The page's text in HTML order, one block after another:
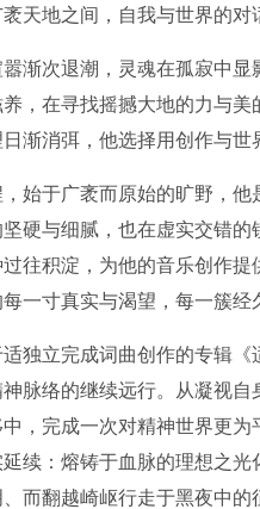
天地之间，自我与世界的对
渐次退潮，灵魂在孤寂中
，在寻找摇撼大地的力与
渐消弭，他选择用创作与
始于广袤而原始的旷野，他
硬与细腻，也在虚实交错
往积淀，为他的音乐创作
一寸真实与渴望，每一簇
独立完成词曲创作的专辑《
脉络的继续远行。从凝视
，完成一次对精神世界更
续：熔铸于血脉的理想之
而翻越崎岖行走于黑夜中